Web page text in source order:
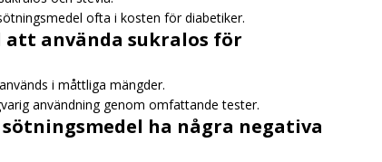
ofta i kosten för diabetiker.
att använda sukralos för
i måttliga mängder.
användning genom omfattande tester.
ha några negativa